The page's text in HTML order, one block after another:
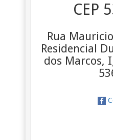
CEP
Rua
Residencial
dos Marcos,